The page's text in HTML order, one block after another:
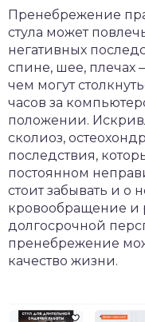
Пренебрежение
стула может
негативных
спине, шее, плечах
чем могут
часов за
положении.
сколиоз,
последствия,
постоянном
стоит забывать и о
кровообращение и
долгосрочной
пренебрежение
качество жизни.